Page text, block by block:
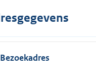
Bezoekadres